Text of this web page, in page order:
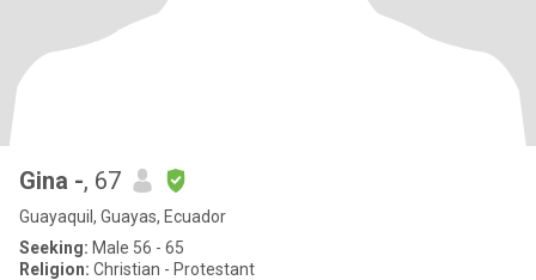
Gina -, 67
Guayaquil, Guayas, Ecuador
Seeking: Male 56 - 65
Religion: Christian - Protestant